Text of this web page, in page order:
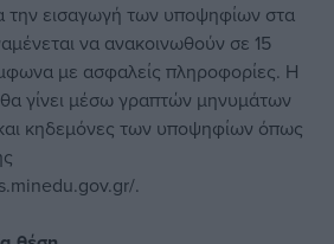
την εισαγωγή των υποψηφίων στα
να ανακοινωθούν σε 15
με ασφαλείς πληροφορίες. Η
γίνει μέσω γραπτών μηνυμάτων
κηδεμόνες των υποψηφίων όπως
.